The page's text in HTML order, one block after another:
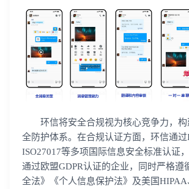
环信将安全合规视为核心竞争力，构
全防护体系。在合规认证方面，环信通过
ISO27017等多项国际信息安全标准认证
通过欧盟GDPR认证的企业，同时严格遵
全法》《个人信息保护法》及美国HIPAA